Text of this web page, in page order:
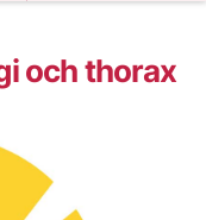
och thorax